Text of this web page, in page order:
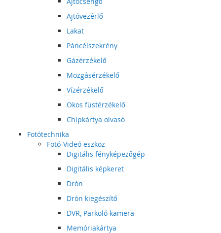
Ajtóvezérlő
Lakat
Páncélszekrény
Gázérzékelő
Mozgásérzékelő
Vízérzékelő
Okos füstérzékelő
Chipkártya olvasó
Fotótechnika
Fotó-Videó eszköz
Digitális fényképezőgép
Digitális képkeret
Drón
Drón kiegészítő
DVR, Parkoló kamera
Memóriakártya